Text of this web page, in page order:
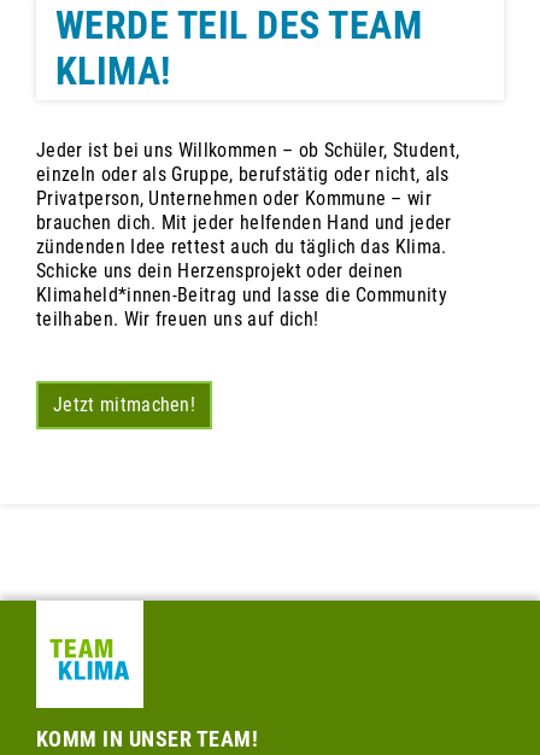
WERDE TEIL DES TEAM
KLIMA!
Jeder ist bei uns Willkommen – ob Schüler, Student,
einzeln oder als Gruppe, berufstätig oder nicht, als
Privatperson, Unternehmen oder Kommune – wir
brauchen dich. Mit jeder helfenden Hand und jeder
zündenden Idee rettest auch du täglich das Klima.
Schicke uns dein Herzensprojekt oder deinen
Klimaheld*innen-Beitrag und lasse die Community
teilhaben. Wir freuen uns auf dich!
Jetzt mitmachen!
KOMM IN UNSER TEAM!